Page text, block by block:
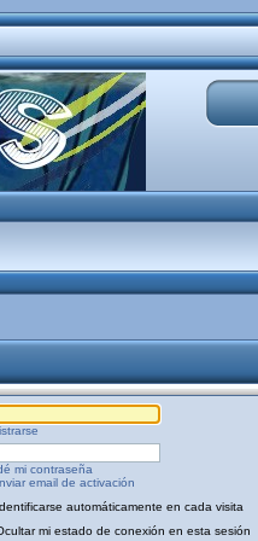
mi contraseña
email de activación
automáticamente en cada visita
mi estado de conexión en esta sesión